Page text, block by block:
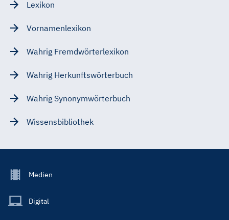
Lexikon
Vornamenlexikon
Wahrig Fremdwörterlexikon
Wahrig Herkunftswörterbuch
Wahrig Synonymwörterbuch
Wissensbibliothek
Footer
Main
Medien
Digital